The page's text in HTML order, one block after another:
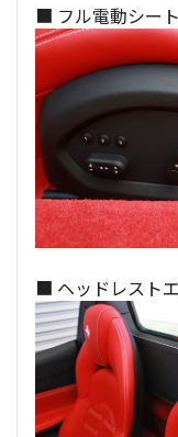
■ フル電動シート
■ ヘッドレスト